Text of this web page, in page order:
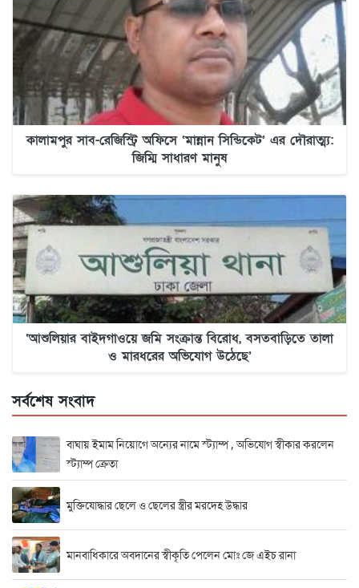
কালামপুর সাব-রেজিস্ট্রি অফিসে ‘মান্নান সিন্ডিকেট’ এর দৌরাত্ম্য:
জিম্মি সাধারণ মানুষ
‘আশুলিয়ার বাইদগাওয়ে জমি সংক্রান্ত বিরোধ, বসতবাড়িতে তালা
ও মারধরের অভিযোগ উঠেছে’
সর্বশেষ সংবাদ
বাঘায় ইমাম নিয়োগে অন্যের নামে স্ট্যাম্প , অভিযোগ স্বীকার করলেন
স্ট্যাম্প ক্রেতা
মুক্তিযোদ্ধার ছেলে ও ছেলের স্ত্রীর মরদেহ উদ্ধার
মানবাধিকারে অবদানের স্বীকৃতি পেলেন মোঃ জে এইচ রানা